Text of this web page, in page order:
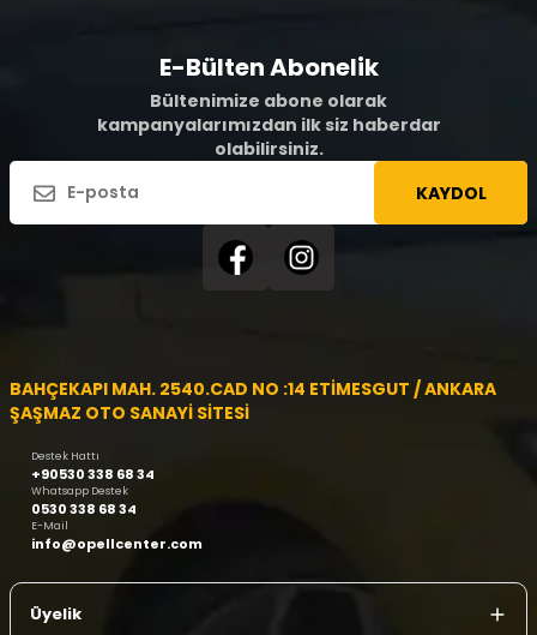
E-Bülten Abonelik
Bültenimize abone olarak
kampanyalarımızdan ilk siz haberdar
olabilirsiniz.
KAYDOL
BAHÇEKAPI MAH. 2540.CAD NO :14 ETİMESGUT / ANKARA
ŞAŞMAZ OTO SANAYİ SİTESİ
Destek Hattı
+90530 338 68 34
Whatsapp Destek
0530 338 68 34
E-Mail
info@opellcenter.com
Üyelik